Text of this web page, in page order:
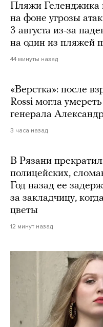
Пляжи Геленджика
на фоне угрозы
3 августа из-за
на один из пляжей
44 минуты назад
«Верстка»: после
Rossi могла
генерала
3 часа назад
В Рязани
полицейских,
Год назад ее
за закладчицу,
цветы
12 минут назад